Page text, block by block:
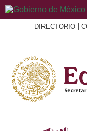
DIRECTORIO